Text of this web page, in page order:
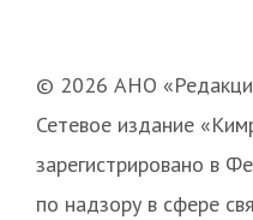
© 2026 АНО
Сетевое издание
зарегистрировано в
по надзору в сфере